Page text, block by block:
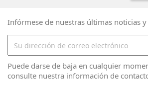
Infórmese de nuestras últimas noticias
Puede darse de baja en cualquier
consulte nuestra información de